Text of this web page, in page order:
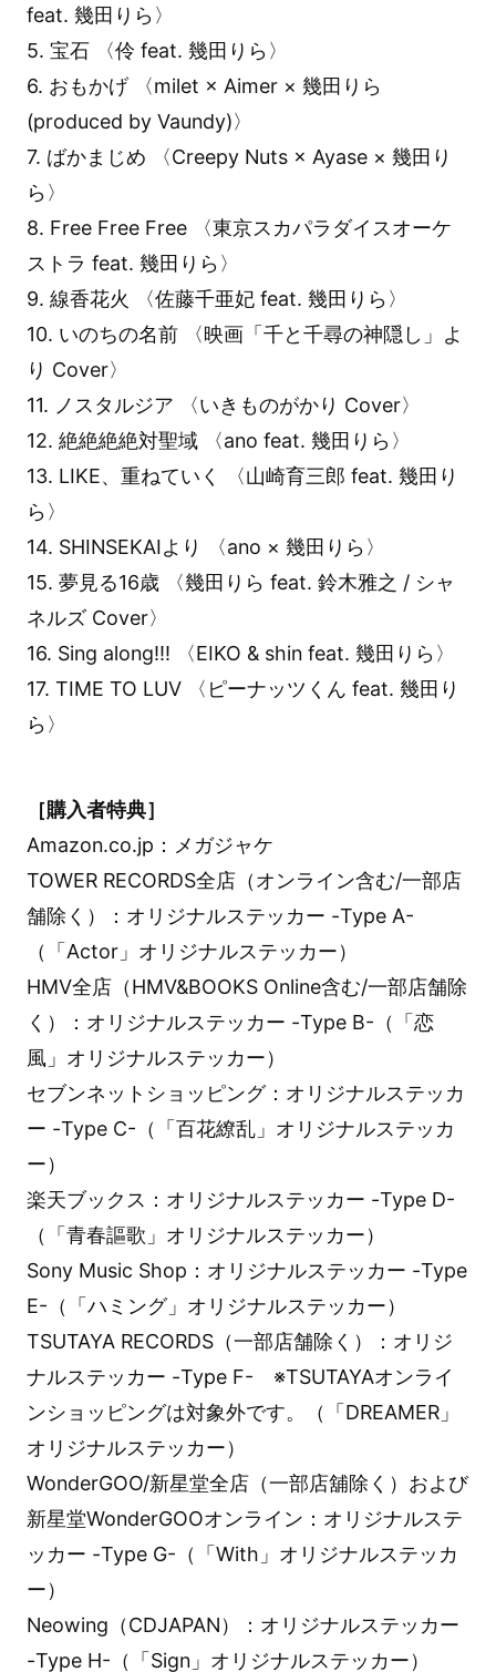
feat. 幾田りら〉
5. 宝石 〈伶 feat. 幾田りら〉
6. おもかげ 〈milet × Aimer × 幾田りら
(produced by Vaundy)〉
7. ばかまじめ 〈Creepy Nuts × Ayase × 幾田り
ら〉
8. Free Free Free 〈東京スカパラダイスオーケ
ストラ feat. 幾田りら〉
9. 線香花火 〈佐藤千亜妃 feat. 幾田りら〉
10. いのちの名前 〈映画「千と千尋の神隠し」よ
り Cover〉
11. ノスタルジア 〈いきものがかり Cover〉
12. 絶絶絶絶対聖域 〈ano feat. 幾田りら〉
13. LIKE、重ねていく 〈山崎育三郎 feat. 幾田り
ら〉
14. SHINSEKAIより 〈ano × 幾田りら〉
15. 夢見る16歳 〈幾田りら feat. 鈴木雅之 / シャ
ネルズ Cover〉
16. Sing along!!! 〈EIKO & shin feat. 幾田りら〉
17. TIME TO LUV 〈ピーナッツくん feat. 幾田り
ら〉
［購入者特典］
Amazon.co.jp：メガジャケ
TOWER RECORDS全店（オンライン含む/一部店
舗除く）：オリジナルステッカー -Type A-
（「Actor」オリジナルステッカー）
HMV全店（HMV&BOOKS Online含む/一部店舗除
く）：オリジナルステッカー -Type B-（「恋
風」オリジナルステッカー）
セブンネットショッピング：オリジナルステッカ
ー -Type C-（「百花繚乱」オリジナルステッカ
ー）
楽天ブックス：オリジナルステッカー -Type D-
（「青春謳歌」オリジナルステッカー）
Sony Music Shop：オリジナルステッカー -Type
E-（「ハミング」オリジナルステッカー）
TSUTAYA RECORDS（一部店舗除く）：オリジ
ナルステッカー -Type F- ※TSUTAYAオンライ
ンショッピングは対象外です。（「DREAMER」
オリジナルステッカー）
WonderGOO/新星堂全店（一部店舖除く）および
新星堂WonderGOOオンライン：オリジナルステ
ッカー -Type G-（「With」オリジナルステッカ
ー）
Neowing（CDJAPAN）：オリジナルステッカー
-Type H-（「Sign」オリジナルステッカー）